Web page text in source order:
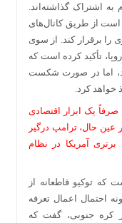
اشتراک گذاشته‌اند.
از طریق کانال‌های
را برقرار کند. از سوی
تأکید کرده است که
اما در صورت شکست
خواهد کرد.
یک ابزار اقتصادی
حال، ترامپ درگیر
آمریکا در نظام
که توکیو قاطعانه از
احتمال اعمال تعرفه
کره جنوبی، گفت که